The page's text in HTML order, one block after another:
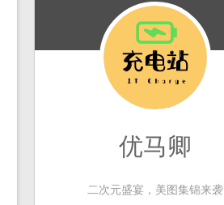
优马卿
二次元盛宴，美图集锦来袭